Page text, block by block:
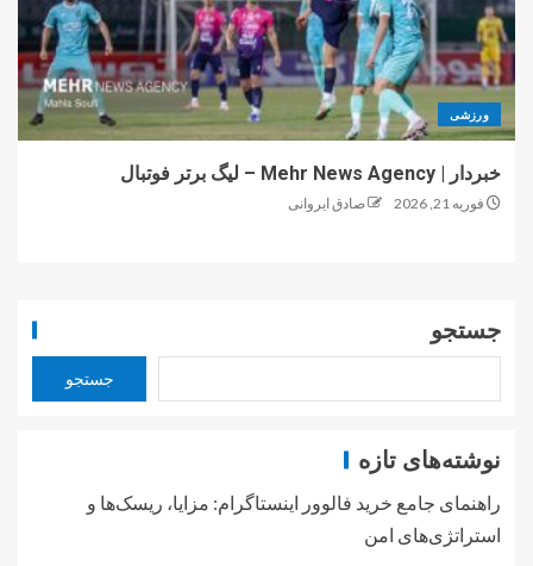
ورزشی
خبردار | Mehr News Agency – لیگ برتر فوتبال
فوریه 21, 2026 صادق ایروانی
جستجو
جستجو
نوشته‌های تازه
راهنمای جامع خرید فالوور اینستاگرام: مزایا، ریسک‌ها و
استراتژی‌های امن